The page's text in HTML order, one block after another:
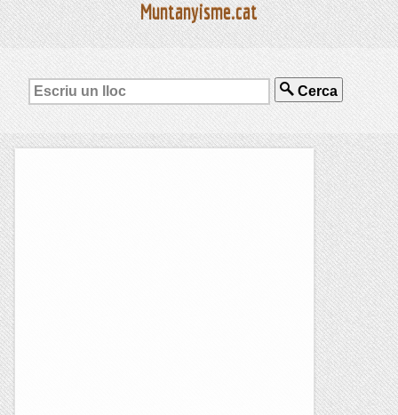
Muntanyisme.cat
Cerca